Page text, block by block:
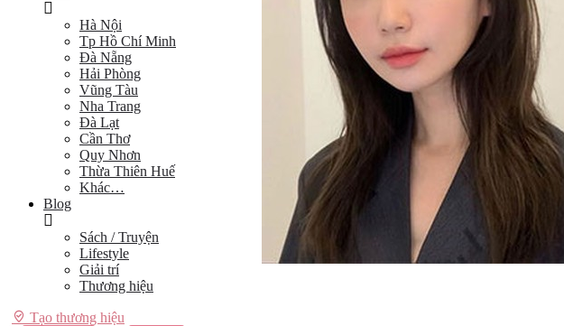
Hà Nội
Tp Hồ Chí Minh
Đà Nẵng
Hải Phòng
Vũng Tàu
Nha Trang
Đà Lạt
Cần Thơ
Quy Nhơn
Thừa Thiên Huế
Khác…
Blog
Sách / Truyện
Lifestyle
Giải trí
Thương hiệu
Tạo thương hiệu